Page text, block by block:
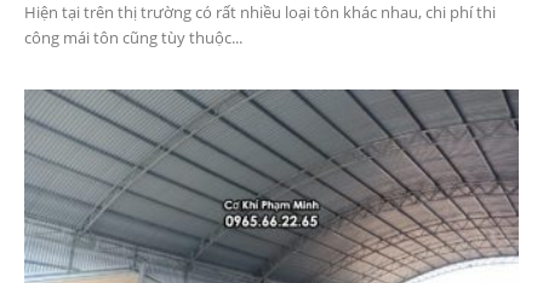
Hiện tại trên thị trường có rất nhiều loại tôn khác nhau, chi phí thi
công mái tôn cũng tùy thuộc...